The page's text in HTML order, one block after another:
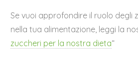
Se vuoi approfondire il ruolo degli
nella tua alimentazione, leggi la
zuccheri per la nostra dieta“